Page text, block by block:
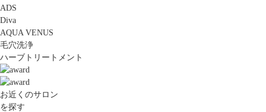
ADS
Diva
AQUA VENUS
毛穴洗浄
ハーブトリートメント
お近くのサロン
を探す